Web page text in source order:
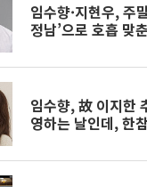
임수향·지현우, 주
정남’으로 호흡 맞
임수향, 故 이지한
영하는 날인데, 한